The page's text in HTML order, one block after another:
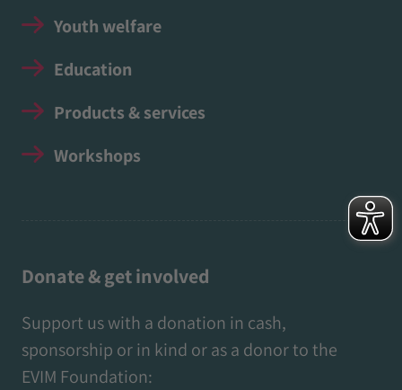
Youth welfare
Education
Products & services
Workshops
Donate & get involved
Support us with a donation in cash,
sponsorship or in kind or as a donor to the
EVIM Foundation: